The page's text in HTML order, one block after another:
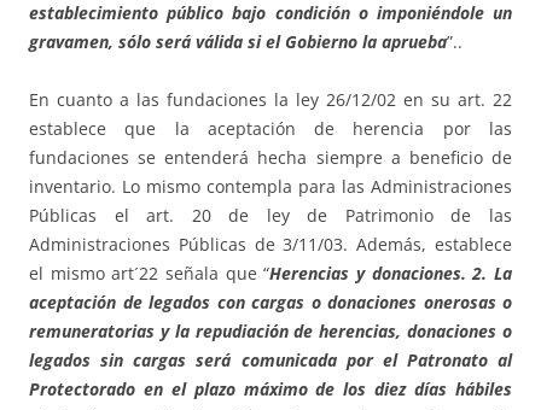
establecimiento público bajo condición o imponiéndole un
gravamen, sólo será válida si el Gobierno la aprueba”..
En cuanto a las fundaciones la ley 26/12/02 en su art. 22
establece que la aceptación de herencia por las
fundaciones se entenderá hecha siempre a beneficio de
inventario. Lo mismo contempla para las Administraciones
Públicas el art. 20 de ley de Patrimonio de las
Administraciones Públicas de 3/11/03. Además, establece
el mismo art´22 señala que “Herencias y donaciones. 2. La
aceptación de legados con cargas o donaciones onerosas o
remuneratorias y la repudiación de herencias, donaciones o
legados sin cargas será comunicada por el Patronato al
Protectorado en el plazo máximo de los diez días hábiles